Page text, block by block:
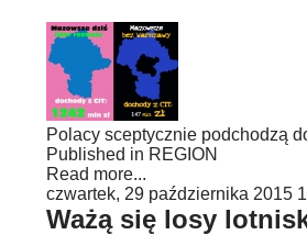
Polacy sceptycznie podchodzą
Published in REGION
Read more...
czwartek, 29 października 2015
Ważą się losy